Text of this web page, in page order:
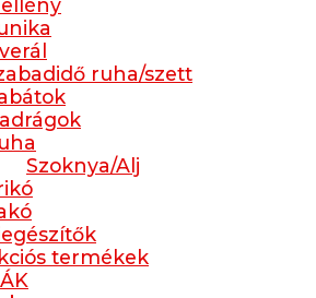
ruha/szett
Szoknya/Alj
termékek